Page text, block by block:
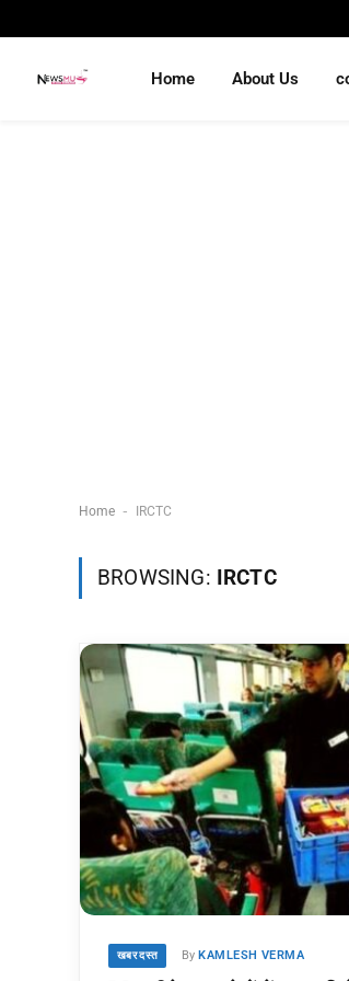
Home About Us
Home - IRCTC
BROWSING: IRCTC
खबर दस्त By KAMLESH VERMA
नदी नाव संजोग का
दर्शन
04/08/2026